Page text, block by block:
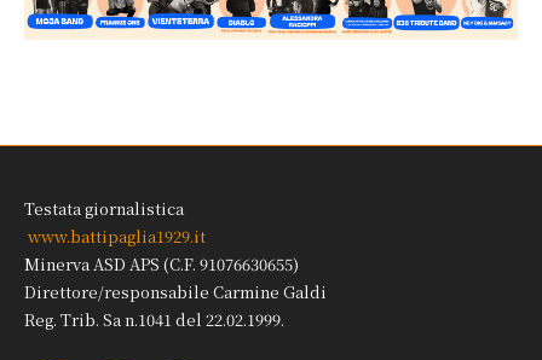
Testata giornalistica
www.battipaglia1929.it
Minerva ASD APS (C.F. 91076630655)
Direttore/responsabile Carmine Galdi
Reg. Trib. Sa n.1041 del 22.02.1999.